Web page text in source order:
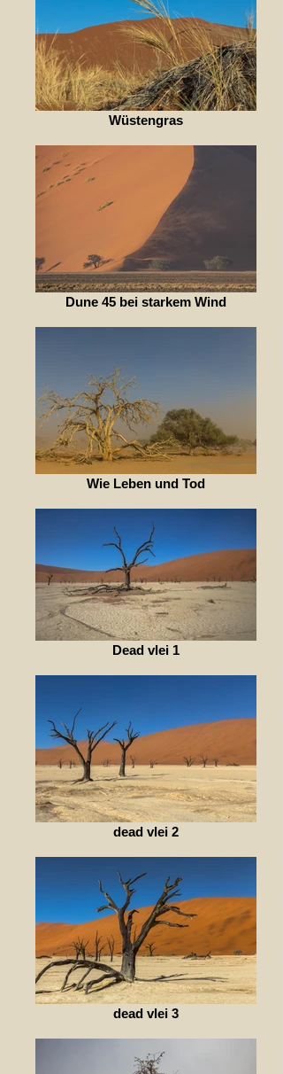
Wüstengras
Dune 45 bei starkem Wind
Wie Leben und Tod
Dead vlei 1
dead vlei 2
dead vlei 3